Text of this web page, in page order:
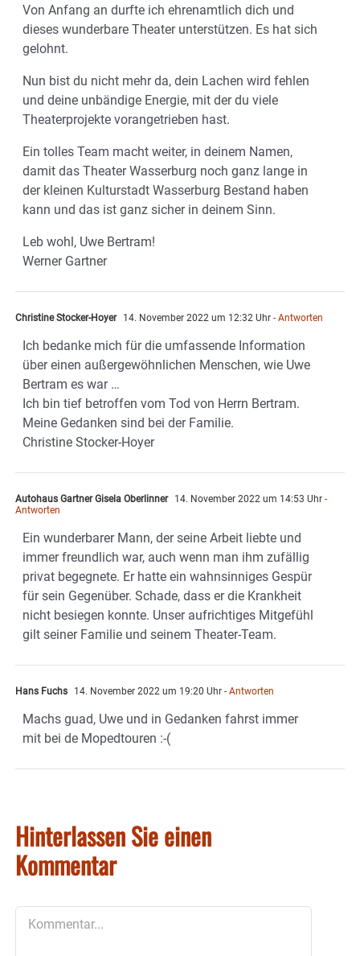
Von Anfang an durfte ich ehrenamtlich dich und
dieses wunderbare Theater unterstützen. Es hat sich
gelohnt.
Nun bist du nicht mehr da, dein Lachen wird fehlen
und deine unbändige Energie, mit der du viele
Theaterprojekte vorangetrieben hast.
Ein tolles Team macht weiter, in deinem Namen,
damit das Theater Wasserburg noch ganz lange in
der kleinen Kulturstadt Wasserburg Bestand haben
kann und das ist ganz sicher in deinem Sinn.
Leb wohl, Uwe Bertram!
Werner Gartner
Christine Stocker-Hoyer 14. November 2022 um 12:32 Uhr - Antworten
Ich bedanke mich für die umfassende Information
über einen außergewöhnlichen Menschen, wie Uwe
Bertram es war …
Ich bin tief betroffen vom Tod von Herrn Bertram.
Meine Gedanken sind bei der Familie.
Christine Stocker-Hoyer
Autohaus Gartner Gisela Oberlinner 14. November 2022 um 14:53 Uhr -
Antworten
Ein wunderbarer Mann, der seine Arbeit liebte und
immer freundlich war, auch wenn man ihm zufällig
privat begegnete. Er hatte ein wahnsinniges Gespür
für sein Gegenüber. Schade, dass er die Krankheit
nicht besiegen konnte. Unser aufrichtiges Mitgefühl
gilt seiner Familie und seinem Theater-Team.
Hans Fuchs 14. November 2022 um 19:20 Uhr - Antworten
Machs guad, Uwe und in Gedanken fahrst immer
mit bei de Mopedtouren :-(
Hinterlassen Sie einen
Kommentar